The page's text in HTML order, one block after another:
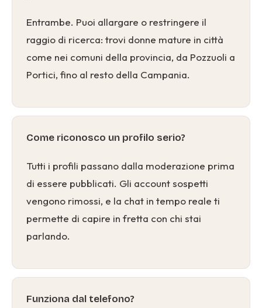
Entrambe. Puoi allargare o restringere il
raggio di ricerca: trovi donne mature in città
come nei comuni della provincia, da Pozzuoli a
Portici, fino al resto della Campania.
Come riconosco un profilo serio?
Tutti i profili passano dalla moderazione prima
di essere pubblicati. Gli account sospetti
vengono rimossi, e la chat in tempo reale ti
permette di capire in fretta con chi stai
parlando.
Funziona dal telefono?